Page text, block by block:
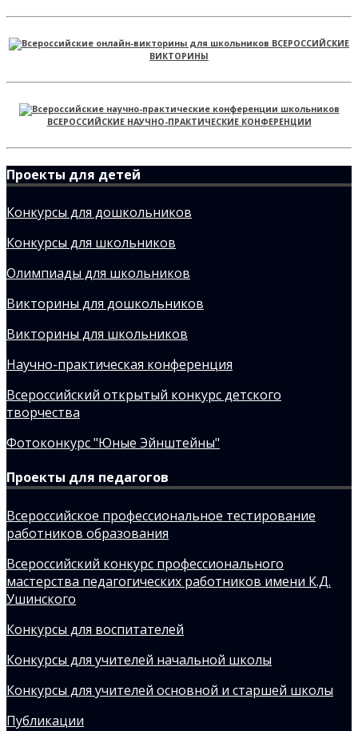
ВСЕРОССИЙСКИЕ
ВИКТОРИНЫ
ВСЕРОССИЙСКИЕ НАУЧНО-ПРАКТИЧЕСКИЕ КОНФЕРЕНЦИИ
Проекты для детей
Конкурсы для дошкольников
Конкурсы для школьников
Олимпиады для школьников
Викторины для дошкольников
Викторины для школьников
Научно-практическая конференция
Всероссийский открытый конкурс детского
творчества
Фотоконкурс "Юные Эйнштейны"
Проекты для педагогов
Всероссийское профессиональное тестирование
работников образования
Всероссийский конкурс профессионального
мастерства педагогических работников имени К.Д.
Ушинского
Конкурсы для воспитателей
Конкурсы для учителей начальной школы
Конкурсы для учителей основной и старшей школы
Публикации